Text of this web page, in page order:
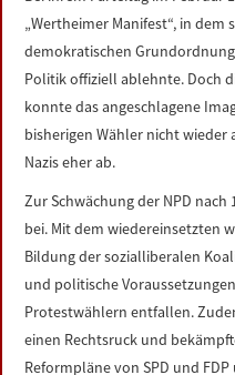
„Wertheimer Manifest“, in
demokratischen
Politik offiziell ablehnte. Doch
konnte das angeschlagene
bisherigen Wähler nicht
Nazis eher ab.
Zur Schwächung der NPD
bei. Mit dem wiedereinsetzten
Bildung der sozialliberalen
und politische
Protestwählern entfallen.
einen Rechtsruck und
Reformpläne von SPD und